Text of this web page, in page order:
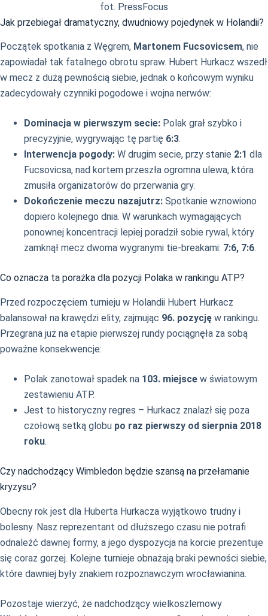
fot. PressFocus
Jak przebiegał dramatyczny, dwudniowy pojedynek w Holandii?
Początek spotkania z Węgrem, Martonem Fucsovicsem, nie
zapowiadał tak fatalnego obrotu spraw. Hubert Hurkacz wszedł
w mecz z dużą pewnością siebie, jednak o końcowym wyniku
zadecydowały czynniki pogodowe i wojna nerwów:
Dominacja w pierwszym secie: Polak grał szybko i
precyzyjnie, wygrywając tę partię 6:3.
Interwencja pogody: W drugim secie, przy stanie 2:1 dla
Fucsovicsa, nad kortem przeszła ogromna ulewa, która
zmusiła organizatorów do przerwania gry.
Dokończenie meczu nazajutrz: Spotkanie wznowiono
dopiero kolejnego dnia. W warunkach wymagających
ponownej koncentracji lepiej poradził sobie rywal, który
zamknął mecz dwoma wygranymi tie-breakami: 7:6, 7:6.
Co oznacza ta porażka dla pozycji Polaka w rankingu ATP?
Przed rozpoczęciem turnieju w Holandii Hubert Hurkacz
balansował na krawędzi elity, zajmując 96. pozycję w rankingu.
Przegrana już na etapie pierwszej rundy pociągnęła za sobą
poważne konsekwencje:
Polak zanotował spadek na 103. miejsce w światowym
zestawieniu ATP.
Jest to historyczny regres – Hurkacz znalazł się poza
czołową setką globu po raz pierwszy od sierpnia 2018
roku.
Czy nadchodzący Wimbledon będzie szansą na przełamanie
kryzysu?
Obecny rok jest dla Huberta Hurkacza wyjątkowo trudny i
bolesny. Nasz reprezentant od dłuższego czasu nie potrafi
odnaleźć dawnej formy, a jego dyspozycja na korcie prezentuje
się coraz gorzej. Kolejne turnieje obnażają braki pewności siebie,
które dawniej były znakiem rozpoznawczym wrocławianina.
Pozostaje wierzyć, że nadchodzący wielkoszlemowy